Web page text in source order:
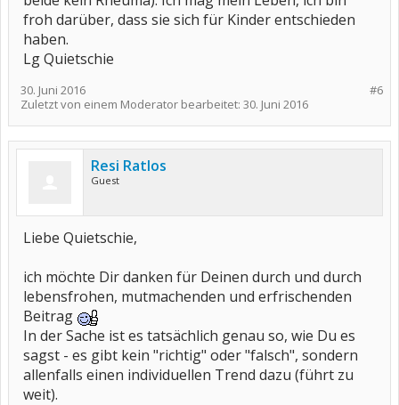
froh darüber, dass sie sich für Kinder entschieden
haben.
Lg Quietschie
#6
30. Juni 2016
Zuletzt von einem Moderator bearbeitet: 30. Juni 2016
Resi Ratlos
Guest
Liebe Quietschie,
ich möchte Dir danken für Deinen durch und durch
lebensfrohen, mutmachenden und erfrischenden
Beitrag
In der Sache ist es tatsächlich genau so, wie Du es
sagst - es gibt kein "richtig" oder "falsch", sondern
allenfalls einen individuellen Trend dazu (führt zu
weit).